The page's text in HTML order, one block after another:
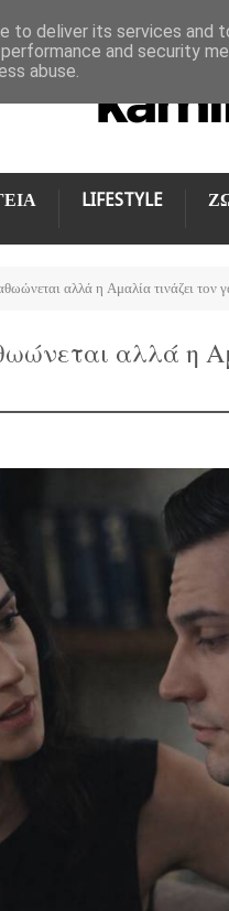
LIFESTYLE
αλλά η Αμαλία τινάζει τον
αλλά η
to deliver its services and
and security
abuse.